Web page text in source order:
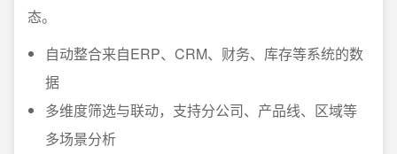
态。
自动整合来自ERP、CRM、财务、库存等系统的数
据
多维度筛选与联动，支持分公司、产品线、区域等
多场景分析